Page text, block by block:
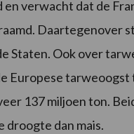
verwacht dat de
Daartegenover
Staten. Ook over
Europese
137 miljoen ton.
droogte dan mais.